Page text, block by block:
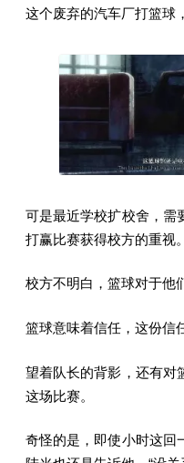
这个废弃的汽车厂打篮球
可是最近学校扩校舍，需
打赢比赛获得校方的重视。
校方不明白，篮球对于他
篮球意味着信任，这份信
望着队长的背影，还有对
这场比赛。
奇怪的是，即使小时这回